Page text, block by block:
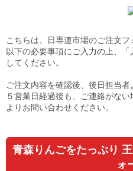
こちらは、日専連市場のご注文フ
以下の必要事項にご入力の上、
してください。
ご注文内容を確認後、後日担当者
５営業日経過後も、ご連絡がな
よりお問い合わせください。
青森りんごをたっぷり
ォ